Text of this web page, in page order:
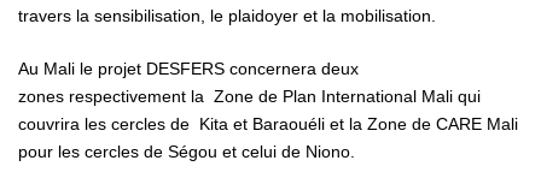
travers la sensibilisation, le plaidoyer et la mobilisation.
Au Mali le projet DESFERS concernera deux
zones respectivement la Zone de Plan International Mali qui
couvrira les cercles de Kita et Baraouéli et la Zone de CARE Mali
pour les cercles de Ségou et celui de Niono.